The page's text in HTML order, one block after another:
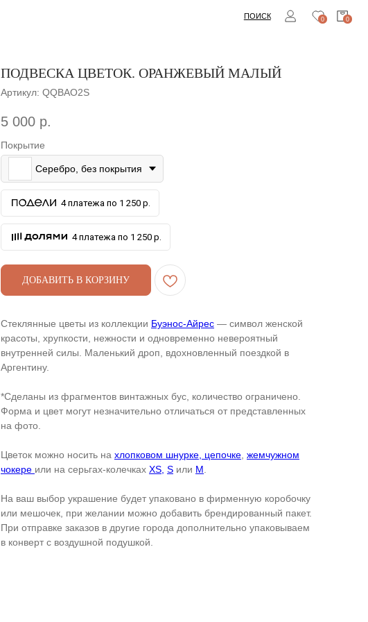
0
ПОДВЕСКА ЦВЕТОК. ОРАНЖЕВЫЙ МАЛЫЙ
Артикул: QQBAO2S
5 000 р.
Покрытие
Серебро, без покрытия
4 платежа по 1 250 р.
4 платежа по 1 250 р.
ДОБАВИТЬ В КОРЗИНУ
Стеклянные цветы из коллекции Буэнос-Айрес — символ женской
красоты, хрупкости, нежности и одновременно невероятный
внутренней силы. Маленький дроп, вдохновленный поездкой в
Аргентину.
*Сделаны из фрагментов винтажных бус, количество ограничено.
Форма и цвет могут незначительно отличаться от представленных
на фото.
Цветок можно носить на хлопковом шнурке, цепочке жемчужном
чокере или на серьгах-колечках XS, S или M
На ваш выбор украшение будет упаковано в фирменную коробочку
или мешочек, при желании можно добавить брендированный пакет.
При отправке заказов в другие города дополнительно упаковываем
в конверт с воздушной подушкой.